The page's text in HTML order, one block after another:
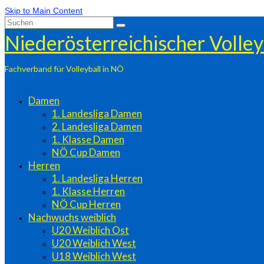
Skip to Main Content
Suchen
nach:
Niederösterreichischer
Fachverband für Volleyball in NÖ
Damen
1. Landesliga Damen
2. Landesliga Damen
1. Klasse Damen
NÖ Cup Damen
Herren
1. Landesliga Herren
1. Klasse Herren
NÖ Cup Herren
Nachwuchs weiblich
U20 Weiblich Ost
U20 Weiblich West
U18 Weiblich West